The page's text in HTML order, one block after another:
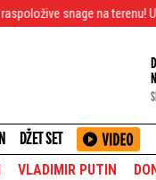
terenu! U toku su gašenja
DŽET SET
VLADIMIR PUTIN